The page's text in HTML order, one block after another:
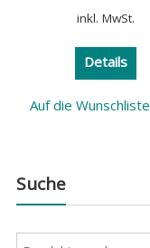
inkl. MwSt.
Details
Auf die Wunschliste
Suche